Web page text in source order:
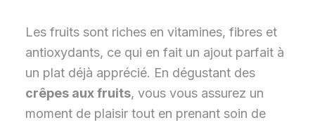
Les fruits sont riches en vitamines, fibres et
antioxydants, ce qui en fait un ajout parfait à
un plat déjà apprécié. En dégustant des
crêpes aux fruits, vous vous assurez un
moment de plaisir tout en prenant soin de